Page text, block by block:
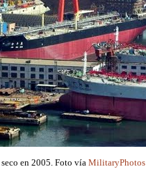
en 2005. Foto vía MilitaryPhotos